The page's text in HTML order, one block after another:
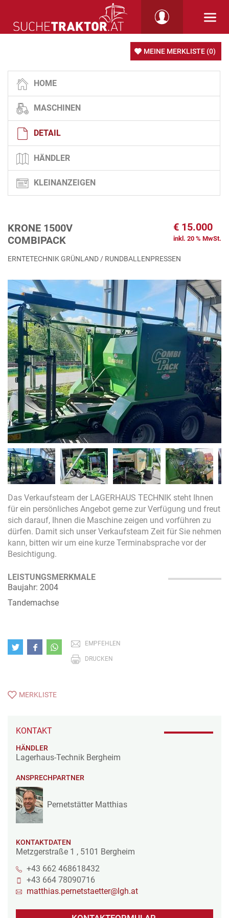
MEINE MERKLISTE (0)
HOME
MASCHINEN
DETAIL
HÄNDLER
KLEINANZEIGEN
KRONE 1500V
COMBIPACK
€ 15.000
inkl. 20 % MwSt.
ERNTETECHNIK GRÜNLAND / RUNDBALLENPRESSEN
Das Verkaufsteam der LAGERHAUS TECHNIK steht Ihnen
für ein persönliches Angebot gerne zur Verfügung und freut
sich darauf, Ihnen die Maschine zeigen und vorführen zu
dürfen. Damit sich unser Verkaufsteam Zeit für Sie nehmen
kann, bitten wir um eine kurze Terminabsprache vor der
Besichtigung.
LEISTUNGSMERKMALE
Baujahr: 2004
Tandemachse
EMPFEHLEN
DRUCKEN
MERKLISTE
KONTAKT
HÄNDLER
Lagerhaus-Technik Bergheim
ANSPRECHPARTNER
Pernetstätter Matthias
KONTAKTDATEN
Metzgerstraße 1 , 5101 Bergheim
+43 662 468618432
+43 664 78090716
matthias.pernetstaetter@lgh.at